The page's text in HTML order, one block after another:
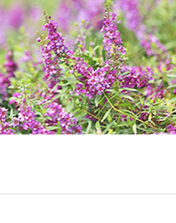
工作
学位
文件
文件汇编
团学通知
团学新闻
就业信息